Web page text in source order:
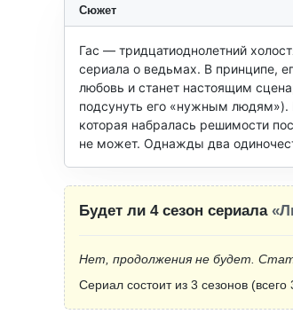
Сюжет
Гас — тридцатиоднолетний
сериала о ведьмах. В принципе,
любовь и станет настоящим
подсунуть его «нужным людям»).
которая набралась решимости
не может. Однажды два
Будет ли 4 сезон сериала
Нет, продолжения не будет.
Сериал состоит из 3 сезонов (всего